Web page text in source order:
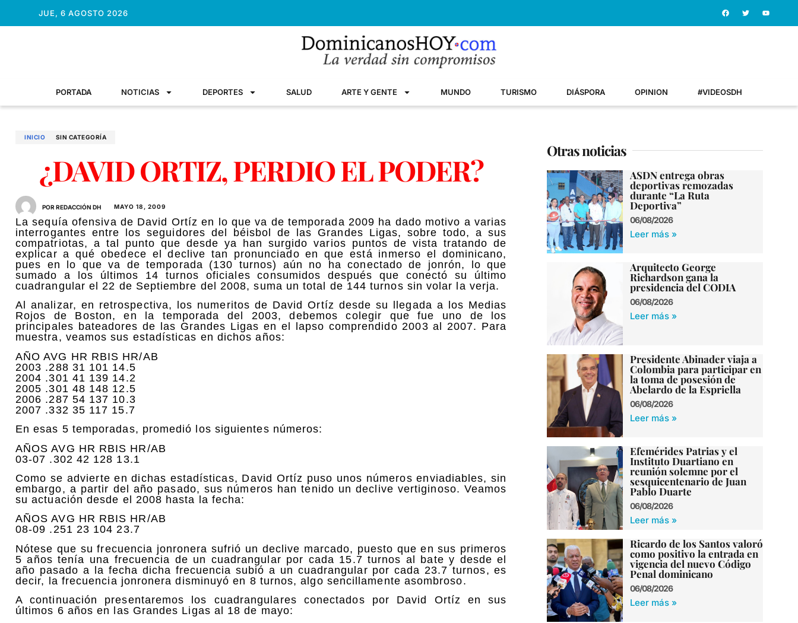
JUE, 6 AGOSTO 2026
PORTADA NOTICIAS DEPORTES SALUD ARTE Y GENTE MUNDO TURISMO DIÁSPORA OPINION #VIDEOSDH
INICIO SIN CATEGORÍA
¿DAVID ORTIZ, PERDIO EL PODER?
POR REDACCIÓN DH MAYO 18, 2009
La sequía ofensiva de David Ortíz en lo que va de temporada 2009 ha dado motivo a varias
interrogantes entre los seguidores del béisbol de las Grandes Ligas, sobre todo, a sus
compatriotas, a tal punto que desde ya han surgido varios puntos de vista tratando de
explicar a qué obedece el declive tan pronunciado en que está inmerso el dominicano,
pues en lo que va de temporada (130 turnos) aún no ha conectado de jonrón, lo que
sumado a los últimos 14 turnos oficiales consumidos después que conectó su último
cuadrangular el 22 de Septiembre del 2008, suma un total de 144 turnos sin volar la verja.
Al analizar, en retrospectiva, los numeritos de David Ortíz desde su llegada a los Medias
Rojos de Boston, en la temporada del 2003, debemos colegir que fue uno de los
principales bateadores de las Grandes Ligas en el lapso comprendido 2003 al 2007. Para
muestra, veamos sus estadísticas en dichos años:
AÑO AVG HR RBIS HR/AB
2003 .288 31 101 14.5
2004 .301 41 139 14.2
2005 .301 48 148 12.5
2006 .287 54 137 10.3
2007 .332 35 117 15.7
En esas 5 temporadas, promedió los siguientes números:
AÑOS AVG HR RBIS HR/AB
03-07 .302 42 128 13.1
Como se advierte en dichas estadísticas, David Ortíz puso unos números enviadiables, sin
embargo, a partir del año pasado, sus números han tenido un declive vertiginoso. Veamos
su actuación desde el 2008 hasta la fecha:
AÑOS AVG HR RBIS HR/AB
08-09 .251 23 104 23.7
Nótese que su frecuencia jonronera sufrió un declive marcado, puesto que en sus primeros
5 años tenía una frecuencia de un cuadrangular por cada 15.7 turnos al bate y desde el
año pasado a la fecha dicha frecuencia subió a un cuadrangular por cada 23.7 turnos, es
decir, la frecuencia jonronera disminuyó en 8 turnos, algo sencillamente asombroso.
A continuación presentaremos los cuadrangulares conectados por David Ortíz en sus
últimos 6 años en las Grandes Ligas al 18 de mayo:
Otras noticias
ASDN entrega obras
deportivas remozadas
durante “La Ruta
Deportiva”
06/08/2026
Leer más »
Arquitecto George
Richardson gana la
presidencia del CODIA
06/08/2026
Leer más »
Presidente Abinader viaja a
Colombia para participar en
la toma de posesión de
Abelardo de la Espriella
06/08/2026
Leer más »
Efemérides Patrias y el
Instituto Duartiano en
reunión solemne por el
sesquicentenario de Juan
Pablo Duarte
06/08/2026
Leer más »
Ricardo de los Santos valoró
como positivo la entrada en
vigencia del nuevo Código
Penal dominicano
06/08/2026
Leer más »